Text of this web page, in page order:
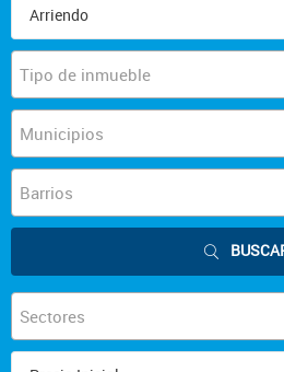
Tipo de inmueble
Municipios
Barrios
Sectores